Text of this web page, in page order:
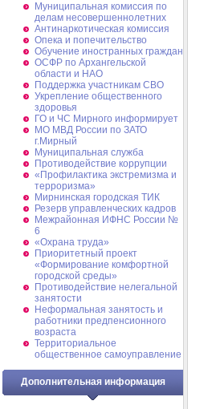
Муниципальная комиссия по
делам несовершеннолетних
Антинаркотическая комиссия
Опека и попечительство
Обучение иностранных граждан
ОСФР по Архангельской
области и НАО
Поддержка участникам СВО
Укрепление общественного
здоровья
ГО и ЧС Мирного информирует
МО МВД России по ЗАТО
г.Мирный
Муниципальная cлужба
Противодействие коррупции
«Профилактика экстремизма и
терроризма»
Мирнинская городская ТИК
Резерв управленческих кадров
Межрайонная ИФНС России №
6
«Охрана труда»
Приоритетный проект
«Формирование комфортной
городской среды»
Противодействие нелегальной
занятости
Неформальная занятость и
работники предпенсионного
возраста
Территориальное
общественное самоуправление
Дополнительная информация